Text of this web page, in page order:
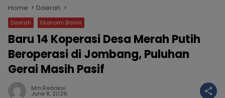
Home Daerah
Daerah Ekonomi Bisnis
Baru 14 Koperasi Desa Merah Putih
Beroperasi di Jombang, Puluhan
Gerai Masih Pasif
Mm.redaksi
June 8, 2026